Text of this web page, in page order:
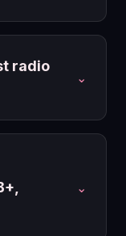
radio
⌄
⌄